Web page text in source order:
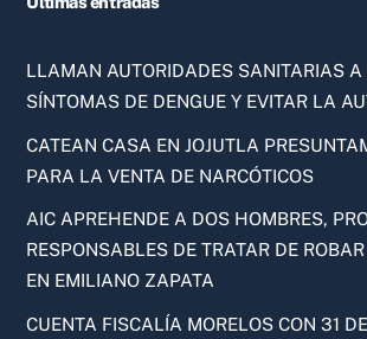
LLAMAN AUTORIDADES SANITARIAS A
SÍNTOMAS DE DENGUE Y EVITAR LA
CATEAN CASA EN JOJUTLA
PARA LA VENTA DE NARCÓTICOS
AIC APREHENDE A DOS HOMBRES,
RESPONSABLES DE TRATAR DE
EN EMILIANO ZAPATA
CUENTA FISCALÍA MORELOS CON 31